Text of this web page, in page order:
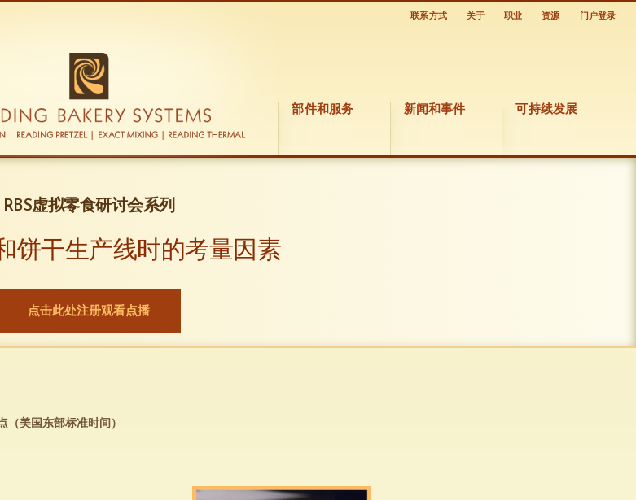
联系方式 关于 职业 资源 门户登录
部件和服务 新闻和事件 可持续发展
RBS虚拟零食研讨会系列
饼干生产线时的考量因素
点击此处注册观看点播
美国东部标准时间）